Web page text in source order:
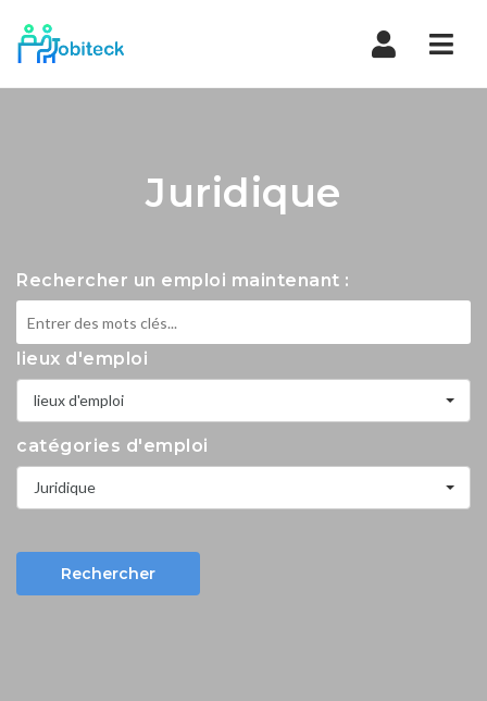
Juridique
Rechercher un emploi maintenant :
lieux d'emploi
lieux d'emploi
catégories d'emploi
Juridique
Rechercher